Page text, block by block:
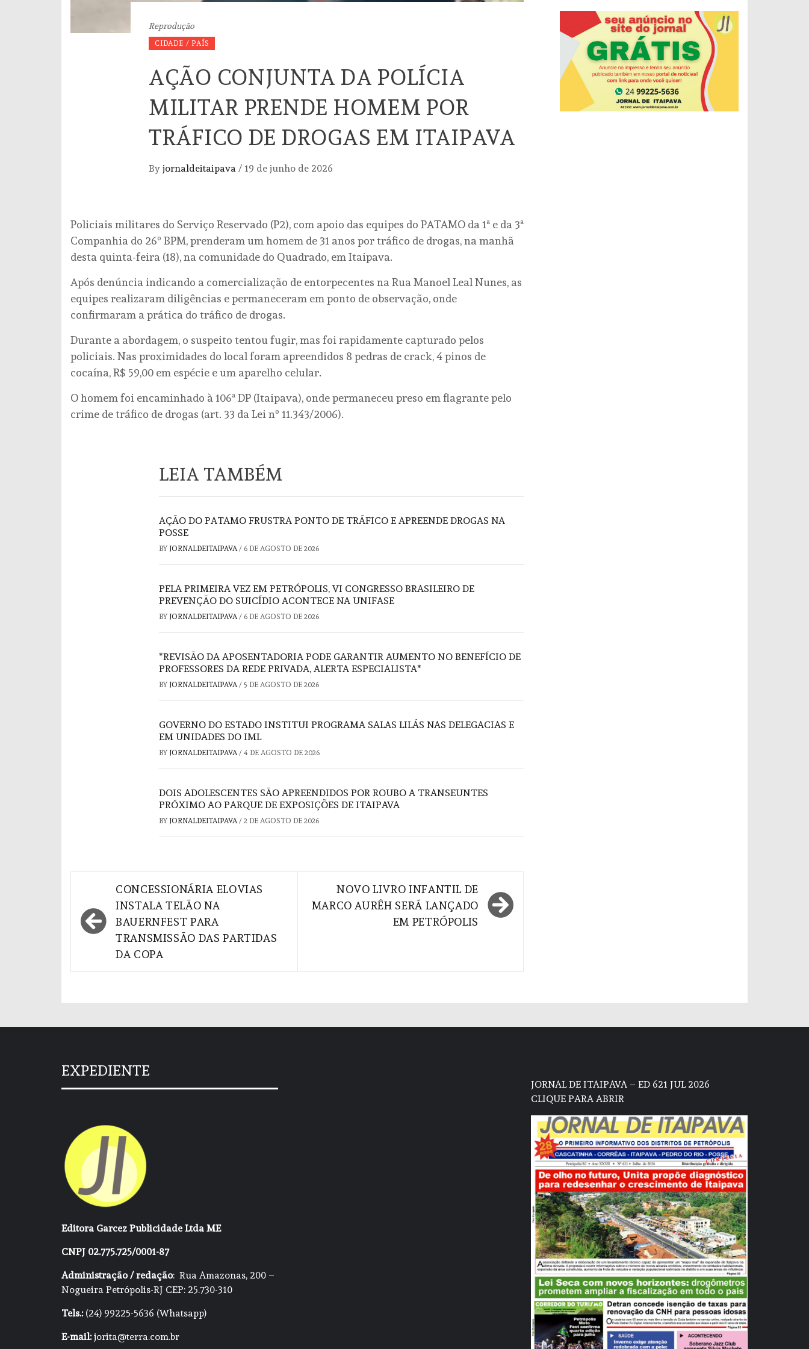
Reprodução
CIDADE / PAÍS
AÇÃO CONJUNTA DA POLÍCIA
MILITAR PRENDE HOMEM POR
TRÁFICO DE DROGAS EM ITAIPAVA
By jornaldeitaipava / 19 de junho de 2026
Policiais militares do Serviço Reservado (P2), com apoio das equipes do PATAMO da 1ª e da 3ª
Companhia do 26º BPM, prenderam um homem de 31 anos por tráfico de drogas, na manhã
desta quinta-feira (18), na comunidade do Quadrado, em Itaipava.
Após denúncia indicando a comercialização de entorpecentes na Rua Manoel Leal Nunes, as
equipes realizaram diligências e permaneceram em ponto de observação, onde
confirmaram a prática do tráfico de drogas.
Durante a abordagem, o suspeito tentou fugir, mas foi rapidamente capturado pelos
policiais. Nas proximidades do local foram apreendidos 8 pedras de crack, 4 pinos de
cocaína, R$ 59,00 em espécie e um aparelho celular.
O homem foi encaminhado à 106ª DP (Itaipava), onde permaneceu preso em flagrante pelo
crime de tráfico de drogas (art. 33 da Lei nº 11.343/2006).
LEIA TAMBÉM
AÇÃO DO PATAMO FRUSTRA PONTO DE TRÁFICO E APREENDE DROGAS NA
POSSE
BY JORNALDEITAIPAVA/ 6 DE AGOSTO DE 2026
PELA PRIMEIRA VEZ EM PETRÓPOLIS, VI CONGRESSO BRASILEIRO DE
PREVENÇÃO DO SUICÍDIO ACONTECE NA UNIFASE
BY JORNALDEITAIPAVA/ 6 DE AGOSTO DE 2026
*REVISÃO DA APOSENTADORIA PODE GARANTIR AUMENTO NO BENEFÍCIO DE
PROFESSORES DA REDE PRIVADA, ALERTA ESPECIALISTA*
BY JORNALDEITAIPAVA/ 5 DE AGOSTO DE 2026
GOVERNO DO ESTADO INSTITUI PROGRAMA SALAS LILÁS NAS DELEGACIAS E
EM UNIDADES DO IML
BY JORNALDEITAIPAVA/ 4 DE AGOSTO DE 2026
DOIS ADOLESCENTES SÃO APREENDIDOS POR ROUBO A TRANSEUNTES
PRÓXIMO AO PARQUE DE EXPOSIÇÕES DE ITAIPAVA
BY JORNALDEITAIPAVA/ 2 DE AGOSTO DE 2026
Navegação
de
Post
CONCESSIONÁRIA ELOVIAS
INSTALA TELÃO NA
BAUERNFEST PARA
TRANSMISSÃO DAS PARTIDAS
DA COPA
NOVO LIVRO INFANTIL DE
MARCO AURÊH SERÁ LANÇADO
EM PETRÓPOLIS
EXPEDIENTE
Editora Garcez Publicidade Ltda ME
CNPJ 02.775.725/0001-87
Administração / redação: Rua Amazonas, 200 –
Nogueira Petrópolis-RJ CEP: 25.730-310
Tels.:(24) 99225-5636 (Whatsapp)
E-mail:jorita@terra.com.br
JORNAL DE ITAIPAVA – ED 621 JUL 2026
CLIQUE PARA ABRIR